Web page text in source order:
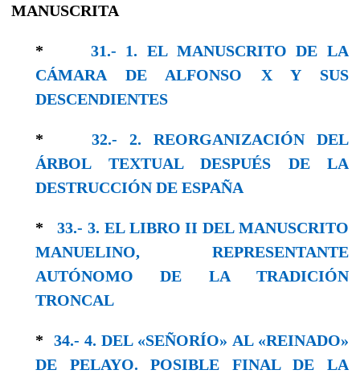
MANUSCRITA
* 31.- 1. EL MANUSCRITO DE LA
CÁMARA DE ALFONSO X Y SUS
DESCENDIENTES
* 32.- 2. REORGANIZACIÓN DEL
ÁRBOL TEXTUAL DESPUÉS DE LA
DESTRUCCIÓN DE ESPAÑA
*33.- 3. EL LIBRO II DEL MANUSCRITO
MANUELINO, REPRESENTANTE
AUTÓNOMO DE LA TRADICIÓN
TRONCAL
* 34.- 4. DEL «SEÑORÍO» AL «REINADO»
DE PELAYO. POSIBLE FINAL DE LA